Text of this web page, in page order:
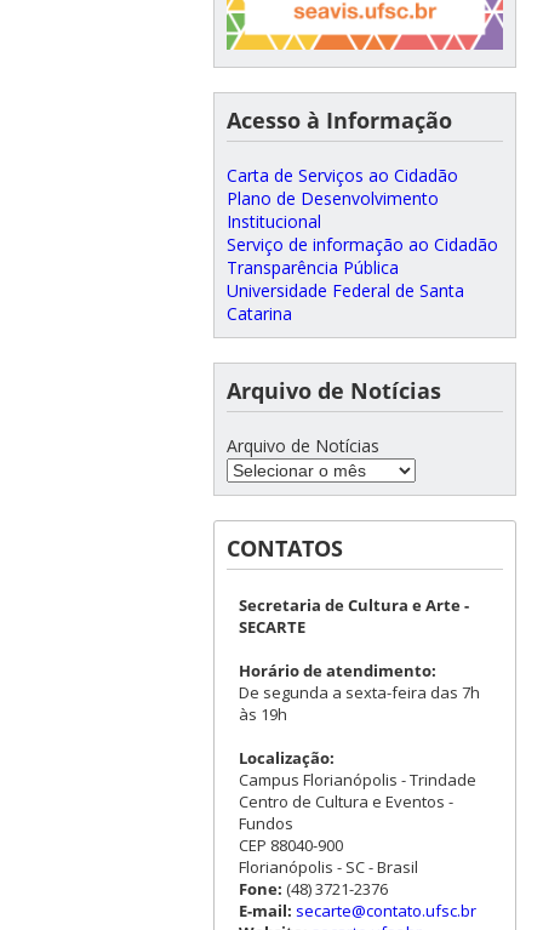
Acesso à Informação
Carta de Serviços ao Cidadão
Plano de Desenvolvimento
Institucional
Serviço de informação ao Cidadão
Transparência Pública
Universidade Federal de Santa
Catarina
Arquivo de Notícias
Arquivo de Notícias
CONTATOS
Secretaria de Cultura e Arte -
SECARTE
Horário de atendimento:
De segunda a sexta-feira das 7h
às 19h
Localização:
Campus Florianópolis - Trindade
Centro de Cultura e Eventos -
Fundos
CEP 88040-900
Florianópolis - SC - Brasil
Fone: (48) 3721-2376
E-mail: secarte@contato.ufsc.br